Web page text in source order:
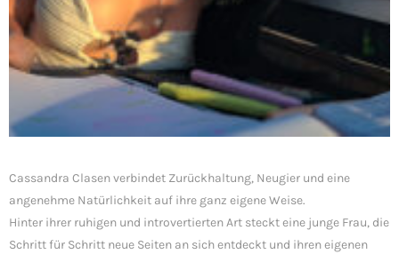
Cassandra Clasen verbindet Zurückhaltung, Neugier und eine
angenehme Natürlichkeit auf ihre ganz eigene Weise.
Hinter ihrer ruhigen und introvertierten Art steckt eine junge Frau, die
Schritt für Schritt neue Seiten an sich entdeckt und ihren eigenen